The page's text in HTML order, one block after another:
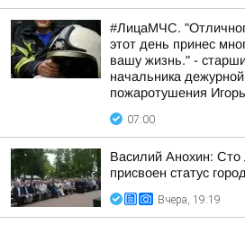
#ЛицаМЧС.
этот день принес
вашу жизнь." -
начальника
пожаротушения
07:00
Василий Анохин:
присвоен статус
Вчера, 19:19